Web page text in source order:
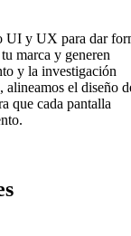
UI y UX para dar
marca y generen
y la investigación
alineamos el diseño
que cada pantalla